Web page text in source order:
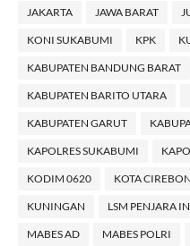
JAKARTA JAWA BARAT
KONI SUKABUMI KPK
KABUPATEN BANDUNG BARAT
KABUPATEN BARITO UTARA
KABUPATEN GARUT
KAPOLRES SUKABUMI
KODIM 0620 KOTA CIREBON
KUNINGAN LSM PENJARA
MABES AD MABES POLRI